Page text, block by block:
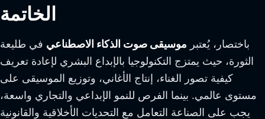
الخاتمة
باختصار، يُعتبر موسيقى صوت الذكاء الاصطناعي في طليعة
الثورة، حيث يمتزج التكنولوجيا بالإبداع البشري لإعادة تعريف
كيفية تصور الغناء، إنتاج الأغاني، وتوزيع الموسيقى على
مستوى عالمي. بينما الفرص للنمو الإبداعي والتجاري واسعة،
يجب على الصناعة التعامل مع التحديات الأخلاقية والقانونية